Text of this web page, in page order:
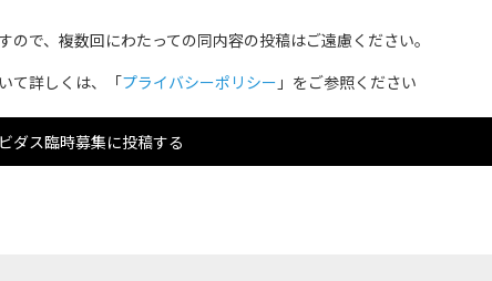
で、複数回にわたっての同内容の投稿はご遠慮ください。
て詳しくは、「プライバシーポリシー 」をご参照ください
ダス臨時募集に投稿する